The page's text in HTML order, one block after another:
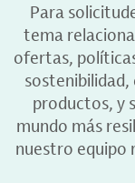
Para
tema
ofertas,
productos, y
mundo más
nuestro equipo